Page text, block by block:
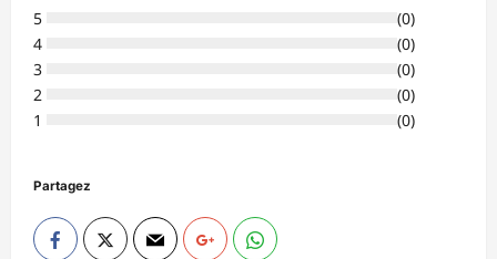
5
(0)
4
(0)
3
(0)
2
(0)
1
(0)
Partagez